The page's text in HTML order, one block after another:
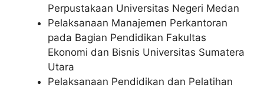
Perpustakaan Universitas Negeri Medan
Pelaksanaan Manajemen Perkantoran
pada Bagian Pendidikan Fakultas
Ekonomi dan Bisnis Universitas Sumatera
Utara
Pelaksanaan Pendidikan dan Pelatihan